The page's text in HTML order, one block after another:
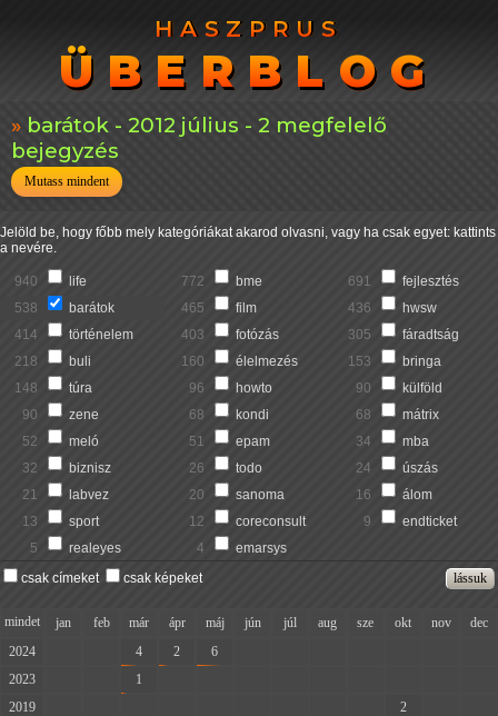
HASZPRUS
ÜBERBLOG
HASZPRUS
ÜBERBLOG
barátok - 2012 július - 2 megfelelő
bejegyzés
Mutass mindent
Jelöld be, hogy főbb mely kategóriákat akarod olvasni, vagy ha csak egyet: kattints
a nevére.
940 life 772 bme 691
fejlesztés
538
barátok 465 film 436
hwsw
414
történelem 403 fotózás 305
fáradtság
218
buli 160 élelmezés 153
bringa
148
túra 96 howto 90
külföld
90
zene 68 kondi 68
mátrix
52
meló 51 epam 34
mba
32
biznisz 26 todo 24
úszás
21
labvez 20 sanoma 16
álom
13
sport 12 coreconsult 9
endticket
5
realeyes 4
emarsys
csak címeket
csak képeket
mindet jan feb már ápr máj jún júl aug sze okt nov
dec
2024
4 2 6
2023
1
2019
2